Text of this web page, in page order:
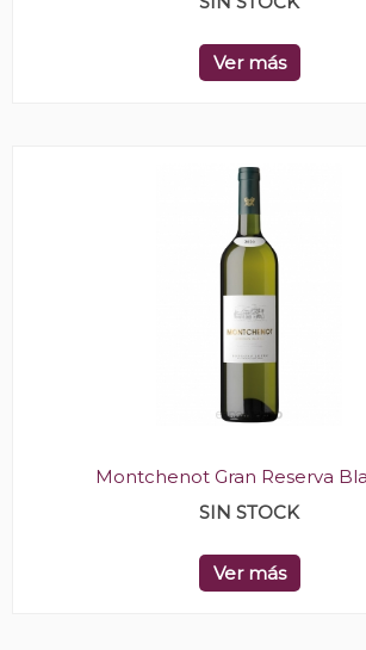
Ver más
Montchenot Gran Reserva
SIN STOCK
Ver más